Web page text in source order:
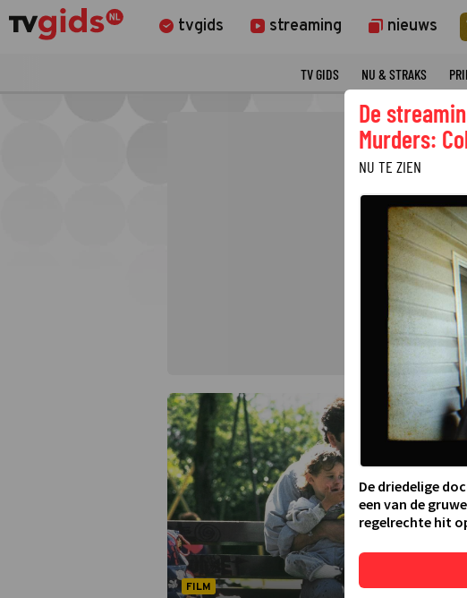
tvgids streaming nieuws
TV GIDS NU & STRAKS
FILM
De
Murders:
NU TE ZIEN
De driedelige
een van de
regelrechte hit